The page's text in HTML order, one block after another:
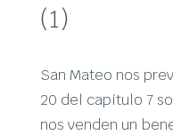
(1)
San Mateo nos
20 del capítulo 7
nos venden un